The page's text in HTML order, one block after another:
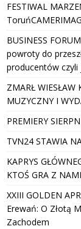
FESTIWAL
BUSINESS
powroty do
producentów czyli
ZMARŁ WIESŁAW
MUZYCZNY I
PREMIERY
TVN24 STAWIA
KAPRYS
KTOŚ GRA Z
XXIII GOLDEN
Erewań: O Złotą
Zachodem